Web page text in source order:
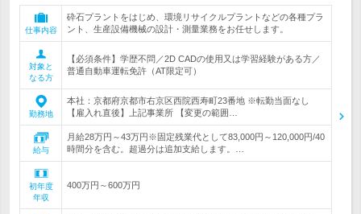
仕事内容
砕石プラントをはじめ、環境リサイクルプラントなどの各種プラ
ント、生産設備機械の設計・測量業務をお任せします。
対象と
なる方
【必須条件】学歴不問／2D CADの使用又は学習経験がある方／
普通自動車運転免許（AT限定可）
勤務地
本社：京都府京都市右京区西院西寿町23番地 ※転勤当面なし
【雇入れ直後】上記事業所 【変更の範囲…
給与
月給28万円～43万円※固定残業代として83,000円～120,000円/40
時間分を含む。超過分は追加支給します。…
初年度
年収
400万円～600万円